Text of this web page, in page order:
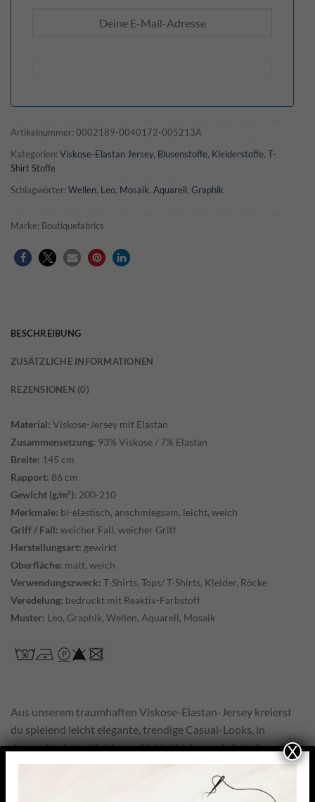
Artikelnummer: 0002189-0040172-005213A
Kategorien: Viskose-Elastan Jersey, Blusenstoffe, Kleiderstoffe, T-
Shirt Stoffe
Schlagwörter: Wellen, Leo, Mosaik, Aquarell, Graphik
Marke: Boutiquefabrics
BESCHREIBUNG
ZUSÄTZLICHE INFORMATIONEN
REZENSIONEN (0)
Material: Viskose-Jersey mit Elastan
Zusammensetzung: 93% Viskose / 7% Elastan
Breite: 145 cm
Rapport: 86 cm
Gewicht (g/m²): 200-210
Merkmale: bi-elastisch, anschmiegsam, leicht, weich
Griff / Fall: weicher Fall, weicher Griff
Herstellungsart: gewirkt
Oberfläche: matt, weich
Verwendungszweck: T-Shirts, Tops/ T-Shirts, Kleider, Röcke
Veredelung: bedruckt mit Reaktiv-Farbstoff
Muster: Leo, Graphik, Wellen, Aquarell, Mosaik
Aus unserem traumhaften Viskose-Elastan-Jersey kreierst
du spielend leicht elegante, trendige Casual-Looks, in
denen du stets stilsicher gekleidet bist – egal ob in der
Freizeit oder im Business. Dabei begeistert der Jersey
durch sein angenehm sanftes Tragegefühl auf der Haut,
X